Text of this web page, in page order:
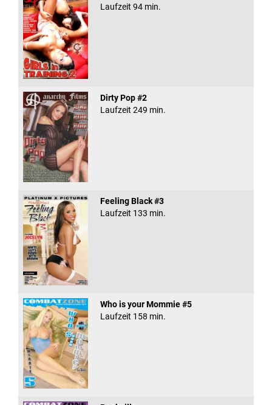
Laufzeit 94 min.
Dirty Pop #2
Laufzeit 249 min.
Feeling Black #3
Laufzeit 133 min.
Who is your Mommie #5
Laufzeit 158 min.